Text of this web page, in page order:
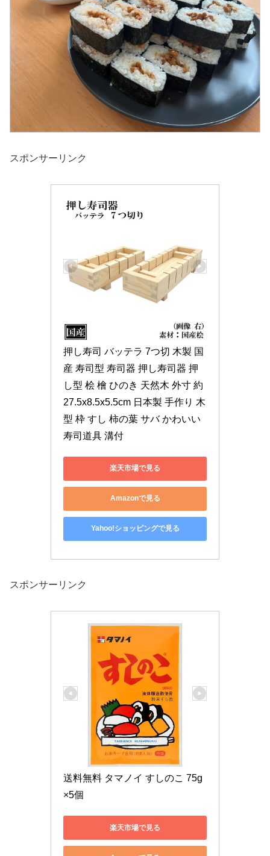
スポンサーリンク
押し寿司 バッテラ 7つ切 木製 国
産 寿司型 寿司器 押し寿司器 押
し型 桧 檜 ひのき 天然木 外寸 約
27.5x8.5x5.5cm 日本製 手作り 木
型 枠 すし 柿の葉 サバ かわいい
寿司道具 溝付
楽天市場で見る
Amazonで見る
Yahoo!ショッピングで見る
スポンサーリンク
送料無料 タマノイ すしのこ 75g
×5個
楽天市場で見る